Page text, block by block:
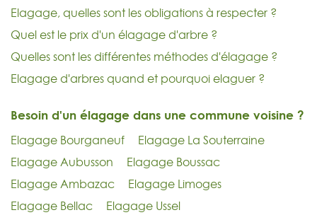
Elagage, quelles sont les obligations à respecter ?
Quel est le prix d'un élagage d'arbre ?
Quelles sont les différentes méthodes d'élagage ?
Elagage d'arbres quand et pourquoi elaguer ?
Besoin d'un élagage dans une commune voisine ?
Elagage Bourganeuf
Elagage La Souterraine
Elagage Aubusson
Elagage Boussac
Elagage Ambazac
Elagage Limoges
Elagage Bellac
Elagage Ussel